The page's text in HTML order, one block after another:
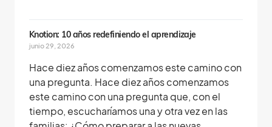
Knotion: 10 años redefiniendo el aprendizaje
junio 29, 2026
Hace diez años comenzamos este camino con
una pregunta. Hace diez años comenzamos
este camino con una pregunta que, con el
tiempo, escucharíamos una y otra vez en las